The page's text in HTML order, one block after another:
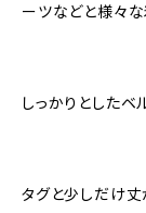
ーツなどと様々な
しっかりとしたベ
タグと少しだけ